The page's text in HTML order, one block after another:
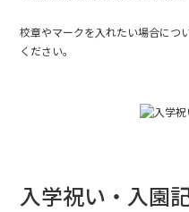
校章やマークを入れたい場合につい
ください。
入学祝い・入園